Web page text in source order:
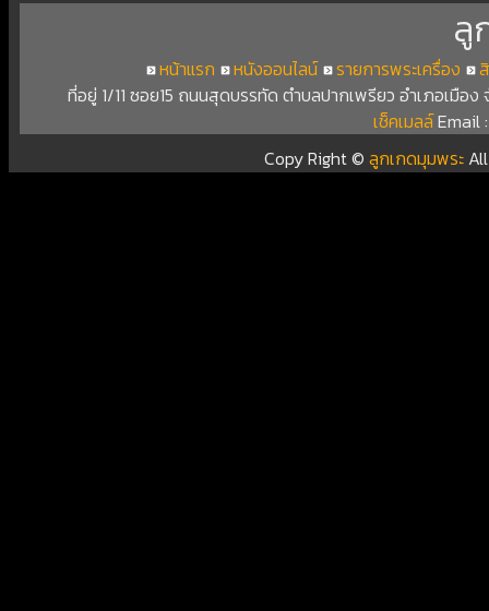
ลู
หน้าแรก หนังออนไลน์ รายการพระเครื่อง
ที่อยู่ 1/11 ซอย15 ถนนสุดบรรทัด ตำบลปากเพรียว อำเภอเมือ
เช็คเมลล์Email
Copy Right ©ลูกเกดมุมพระ